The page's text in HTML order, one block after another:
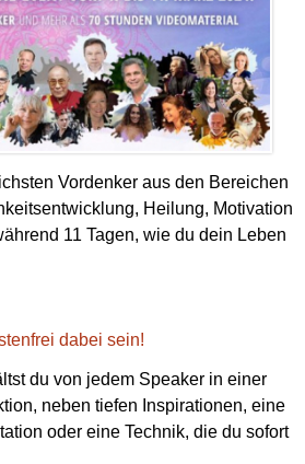
Vordenker aus den Bereichen
Heilung, Motivation
11 Tagen, wie du dein Leben
dabei sein!
du von jedem Speaker in einer
neben tiefen Inspirationen, eine
oder eine Technik, die du sofort